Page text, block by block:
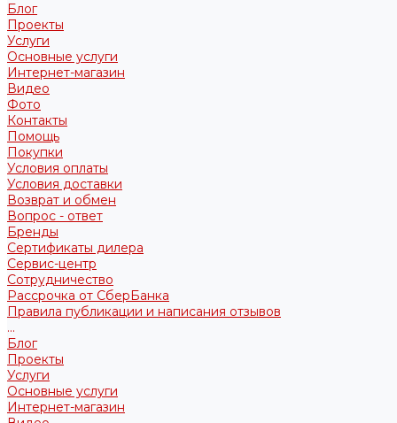
Блог
Проекты
Услуги
Основные услуги
Интернет-магазин
Видео
Фото
Контакты
Помощь
Покупки
Условия оплаты
Условия доставки
Возврат и обмен
Вопрос - ответ
Бренды
Сертификаты дилера
Сервис-центр
Сотрудничество
Рассрочка от СберБанка
Правила публикации и написания отзывов
...
Блог
Проекты
Услуги
Основные услуги
Интернет-магазин